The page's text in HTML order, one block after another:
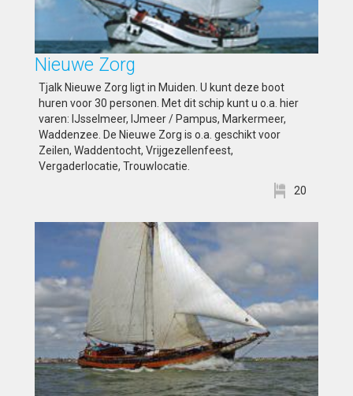
Nieuwe Zorg
Tjalk Nieuwe Zorg ligt in Muiden. U kunt deze boot
huren voor 30 personen. Met dit schip kunt u o.a. hier
varen: IJsselmeer, IJmeer / Pampus, Markermeer,
Waddenzee. De Nieuwe Zorg is o.a. geschikt voor
Zeilen, Waddentocht, Vrijgezellenfeest,
Vergaderlocatie, Trouwlocatie.
20